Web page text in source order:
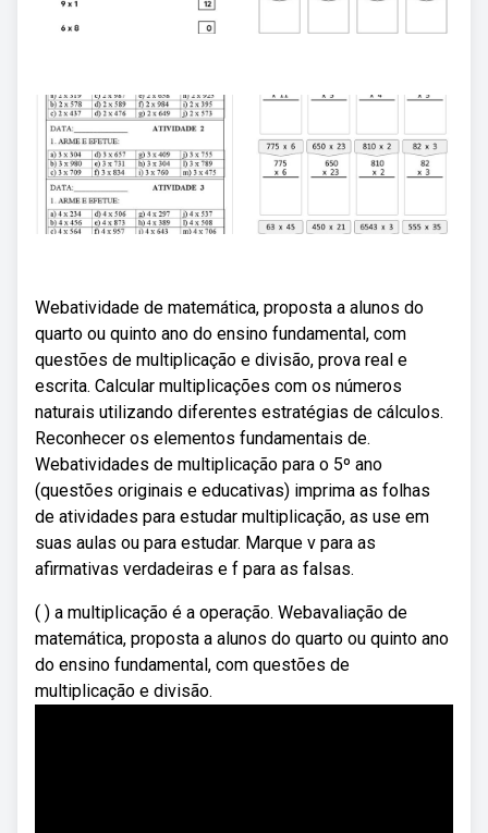
Webatividade de matemática, proposta a alunos do
quarto ou quinto ano do ensino fundamental, com
questões de multiplicação e divisão, prova real e
escrita. Calcular multiplicações com os números
naturais utilizando diferentes estratégias de cálculos.
Reconhecer os elementos fundamentais de.
Webatividades de multiplicação para o 5º ano
(questões originais e educativas) imprima as folhas
de atividades para estudar multiplicação, as use em
suas aulas ou para estudar. Marque v para as
afirmativas verdadeiras e f para as falsas.
( ) a multiplicação é a operação. Webavaliação de
matemática, proposta a alunos do quarto ou quinto ano
do ensino fundamental, com questões de
multiplicação e divisão.